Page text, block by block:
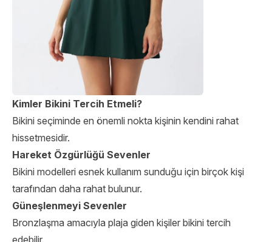
Kimler Bikini Tercih Etmeli?
Bikini seçiminde en önemli nokta kişinin kendini rahat
hissetmesidir.
Hareket Özgürlüğü Sevenler
Bikini modelleri esnek kullanım sunduğu için birçok kişi
tarafından daha rahat bulunur.
Güneşlenmeyi Sevenler
Bronzlaşma amacıyla plaja giden kişiler bikini tercih